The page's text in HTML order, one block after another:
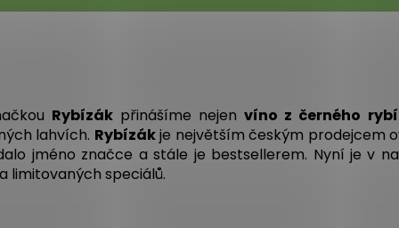
Rybízák přinášíme nejenvíno z černého
lahvích. Rybízákje největším českým prodejcem
jméno značce a stále je bestsellerem. Nyní je v
limitovaných speciálů.